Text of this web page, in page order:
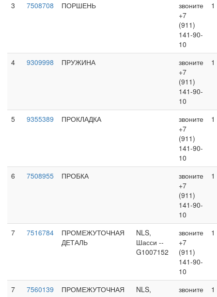
3 7508708 ПОРШЕНЬ
звоните
+7
(911)
141-90-
10
1
4 9309998 ПРУЖИНА
звоните
+7
(911)
141-90-
10
1
5 9355389 ПРОКЛАДКА
звоните
+7
(911)
141-90-
10
1
6 7508955 ПРОБКА
звоните
+7
(911)
141-90-
10
1
7 7516784
ПРОМЕЖУТОЧНАЯ
ДЕТАЛЬ
NLS,
Шасси --
G1007152
звоните
+7
(911)
141-90-
10
1
7 7560139
ПРОМЕЖУТОЧНАЯ
NLS,
звоните
1